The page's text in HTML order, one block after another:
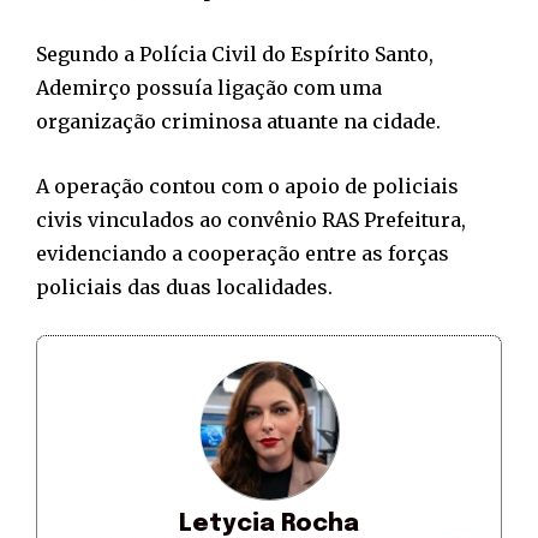
Segundo a Polícia Civil do Espírito Santo,
Ademirço possuía ligação com uma
organização criminosa atuante na cidade.
A operação contou com o apoio de policiais
civis vinculados ao convênio RAS Prefeitura,
evidenciando a cooperação entre as forças
policiais das duas localidades.
Letycia Rocha